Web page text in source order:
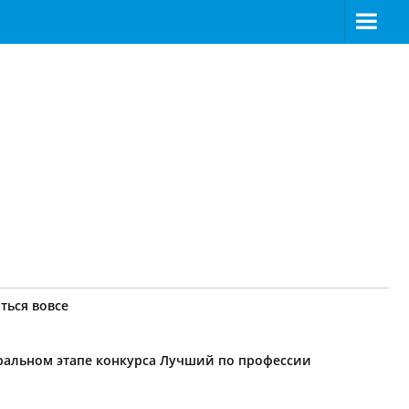
вовсе
этапе конкурса Лучший по профессии